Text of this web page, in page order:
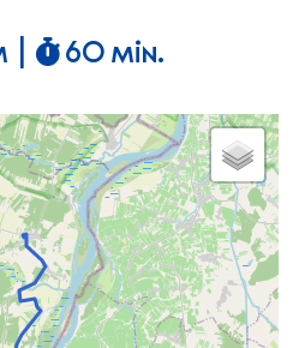
| 60 min.